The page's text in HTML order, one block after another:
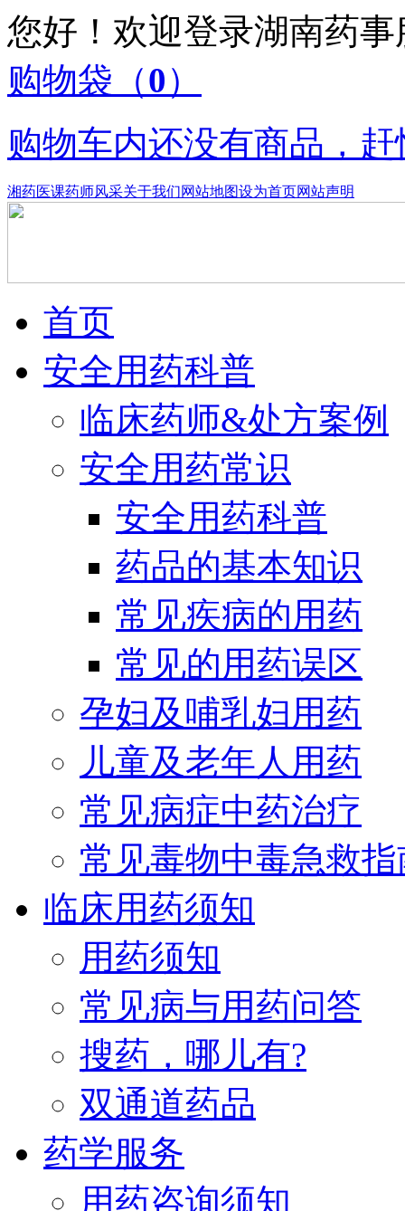
您好！欢迎登录湖南药
购物袋 （0）
购物车内还没有商品，
湘药医课药师风采关于我们网站地图设为首页网站声明
首页
安全用药科普
临床药师&处方案例
安全用药常识
安全用药科普
药品的基本知识
常见疾病的用药
常见的用药误区
孕妇及哺乳妇用药
儿童及老年人用药
常见病症中药治疗
常见毒物中毒急救指
临床用药须知
用药须知
常见病与用药问答
搜药，哪儿有?
双通道药品
药学服务
用药咨询须知